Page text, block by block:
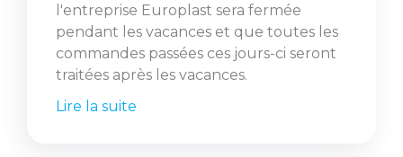
l'entreprise Europlast sera fermée
pendant les vacances et que toutes les
commandes passées ces jours-ci seront
traitées après les vacances.
Lire la suite